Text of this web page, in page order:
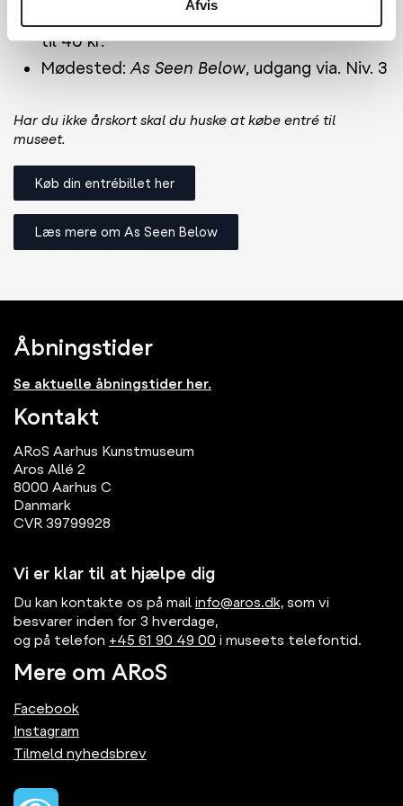
Afvis
Der er begrænsede pladser. Reservér plads
til 40 kr.
Mødested: As Seen Below, udgang via. Niv. 3
Har du ikke årskort skal du huske at købe entré til
museet.
Køb din entrébillet her
Læs mere om As Seen Below
Åbningstider
Se aktuelle åbningstider her.
Kontakt
ARoS Aarhus Kunstmuseum
Aros Allé 2
8000 Aarhus C
Danmark
CVR 39799928
Vi er klar til at hjælpe dig
Du kan kontakte os på mail info@aros.dk, som vi
besvarer inden for 3 hverdage,
og på telefon +45 61 90 49 00 i museets telefontid.
Mere om ARoS
Facebook
Instagram
Tilmeld nyhedsbrev